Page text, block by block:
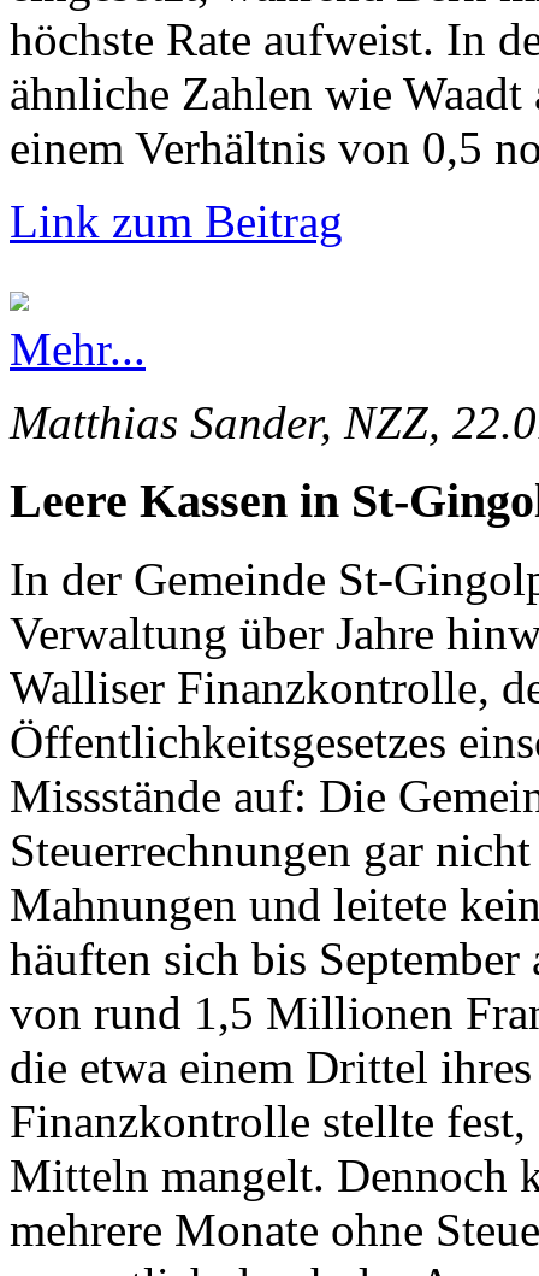
höchste Rate aufweist. In
ähnliche Zahlen wie
einem Verhältnis von 0,5
Link zum Beitrag
Mehr...
Matthias Sander, NZZ,
Leere Kassen in St-
In der Gemeinde St-
Verwaltung über Jahre
Walliser Finanzkontrolle,
Öffentlichkeitsgesetzes
Missstände auf: Die
Steuerrechnungen gar
Mahnungen und leitete
häuften sich bis September
von rund 1,5 Millionen
die etwa einem Drittel
Finanzkontrolle stellte
Mitteln mangelt. Dennoch
mehrere Monate ohne